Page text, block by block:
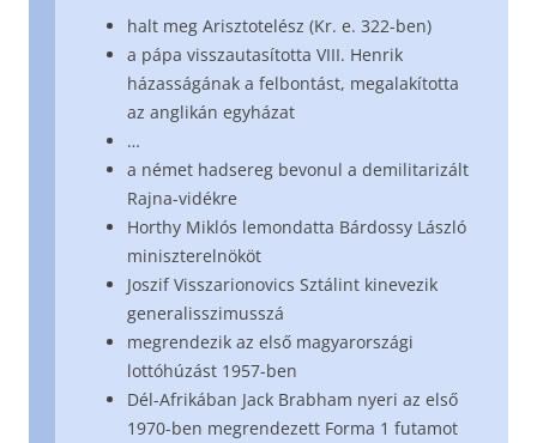
halt meg Arisztotelész (Kr. e. 322-ben)
a pápa visszautasította VIII. Henrik
házasságának a felbontást, megalakította
az anglikán egyházat
…
a német hadsereg bevonul a demilitarizált
Rajna-vidékre
Horthy Miklós lemondatta Bárdossy László
miniszterelnököt
Joszif Visszarionovics Sztálint kinevezik
generalisszimusszá
megrendezik az első magyarországi
lottóhúzást 1957-ben
Dél-Afrikában Jack Brabham nyeri az első
1970-ben megrendezett Forma 1 futamot